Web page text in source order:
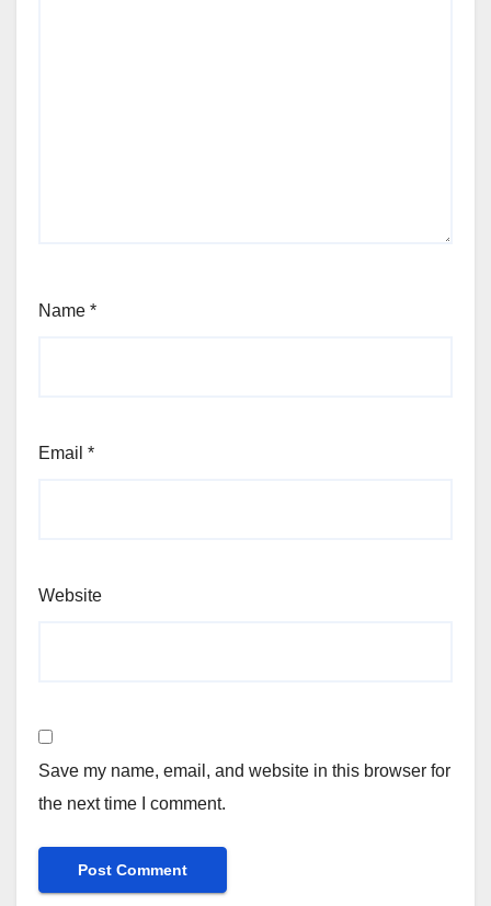
Name *
Email *
Website
Save my name, email, and website in this browser for
the next time I comment.